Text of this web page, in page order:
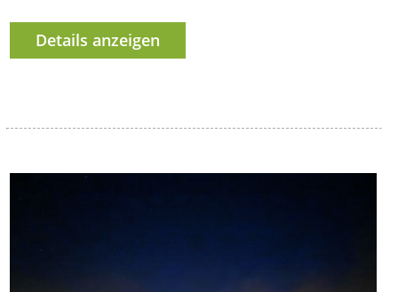
Details anzeigen